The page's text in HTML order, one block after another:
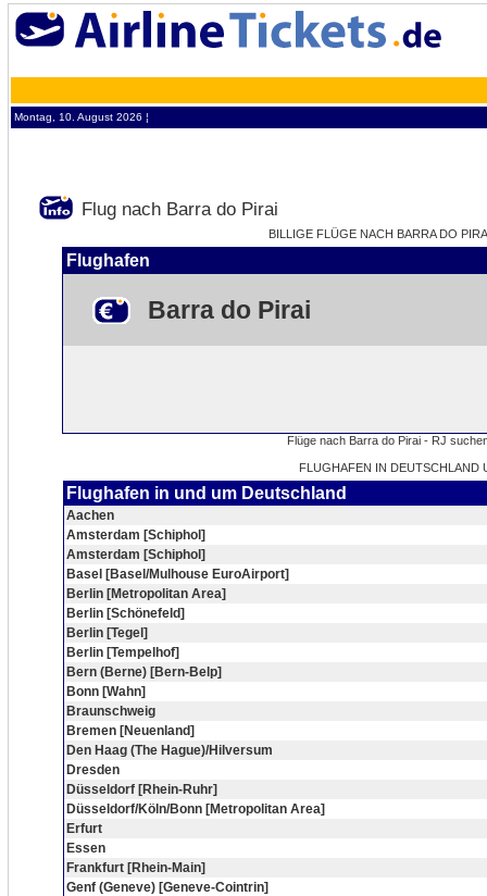
Montag, 10. August 2026 ¦
Flug nach Barra do Pirai
BILLIGE FLÜGE NACH BARRA DO
Flughafen
Barra do Pirai
FLUGHAFEN IN DEUTSCHLAND
Flughafen in und um Deutschland
Aachen
Amsterdam [Schiphol]
Amsterdam [Schiphol]
Basel [Basel/Mulhouse EuroAirport]
Berlin [Metropolitan Area]
Berlin [Schönefeld]
Berlin [Tegel]
Berlin [Tempelhof]
Bern (Berne) [Bern-Belp]
Bonn [Wahn]
Braunschweig
Bremen [Neuenland]
Den Haag (The Hague)/Hilversum
Dresden
Düsseldorf [Rhein-Ruhr]
Düsseldorf/Köln/Bonn [Metropolitan Area]
Erfurt
Essen
Frankfurt [Rhein-Main]
Genf (Geneve) [Geneve-Cointrin]